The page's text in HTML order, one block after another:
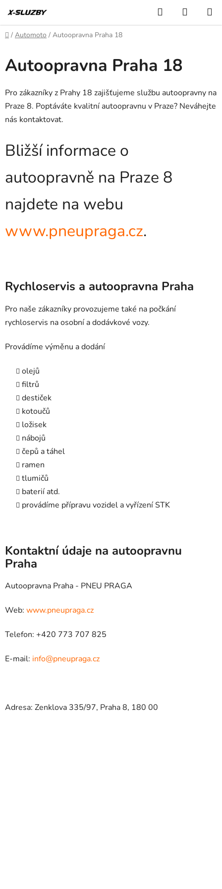
na
obsah
Hledat
KOŠÍK
Domů
/ Automoto / Autoopravna Praha 18
Autoopravna Praha 18
Pro zákazníky z Prahy 18 zajišťujeme službu autoopravny na
Praze 8. Poptáváte kvalitní autoopravnu v Praze? Neváhejte
nás kontaktovat.
Bližší informace o
autoopravně na Praze 8
najdete na webu
www.pneupraga.cz.
Rychloservis a autoopravna Praha
Pro naše zákazníky provozujeme také na počkání
rychloservis na osobní a dodávkové vozy.
Provádíme výměnu a dodání
olejů
filtrů
destiček
kotoučů
ložisek
nábojů
čepů a táhel
ramen
tlumičů
baterií atd.
provádíme přípravu vozidel a vyřízení STK
Kontaktní údaje na autoopravnu
Praha
Autoopravna Praha - PNEU PRAGA
Web: www.pneupraga.cz
Telefon: +420 773 707 825
E-mail: info@pneupraga.cz
Adresa: Zenklova 335/97, Praha 8, 180 00